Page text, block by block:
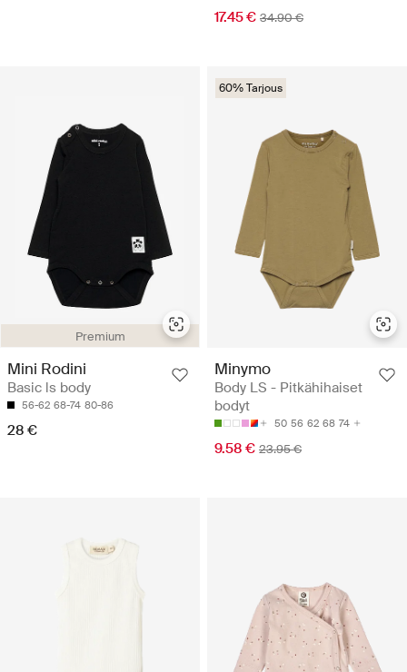
17.45 € 34.90 €
Premium
Mini Rodini
Basic ls body
56-62 68-74 80-86
28 €
60% Tarjous
Minymo
Body LS - Pitkähihaiset
bodyt
50 56 62 68 74
9.58 € 23.95 €